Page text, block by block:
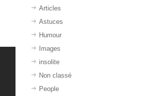
Articles
Astuces
Humour
Images
insolite
Non classé
People